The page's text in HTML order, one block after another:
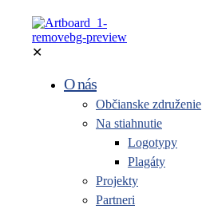
✕
O nás
Občianske združenie
Na stiahnutie
Logotypy
Plagáty
Projekty
Partneri